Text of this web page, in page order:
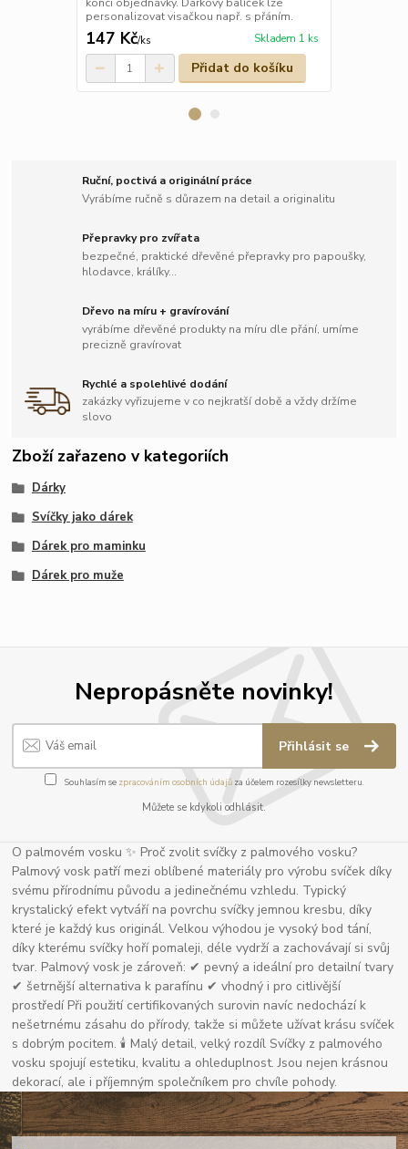
personalizovat visačkou např. s přáním.
147 Kč/ks Skladem 1 ks
Přidat do košíku
Ruční, poctivá a originální práce
Vyrábíme ručně s důrazem na detail a originalitu
Přepravky pro zvířata
bezpečné, praktické dřevěné přepravky pro papoušky,
hlodavce, králíky...
Dřevo na míru + gravírování
vyrábíme dřevěné produkty na míru dle přání, umíme
precizně gravírovat
Rychlé a spolehlivé dodání
zakázky vyřizujeme v co nejkratší době a vždy držíme
slovo
Zboží zařazeno v kategoriích
Dárky
Svíčky jako dárek
Dárek pro maminku
Dárek pro muže
Nepropásněte novinky!
Přihlásit se
Souhlasím se zpracováním osobních údajůza účelem rozesílky newsletteru.
Můžete se kdykoli odhlásit.
O palmovém vosku ✨ Proč zvolit svíčky z palmového vosku?
Palmový vosk patří mezi oblíbené materiály pro výrobu svíček díky
svému přírodnímu původu a jedinečnému vzhledu. Typický
krystalický efekt vytváří na povrchu svíčky jemnou kresbu, díky
které je každý kus originál. Velkou výhodou je vysoký bod tání,
díky kterému svíčky hoří pomaleji, déle vydrží a zachovávají si svůj
tvar. Palmový vosk je zároveň: ✔ pevný a ideální pro detailní tvary
✔ šetrnější alternativa k parafínu ✔ vhodný i pro citlivější
prostředí Při použití certifikovaných surovin navíc nedochází k
nešetrnému zásahu do přírody, takže si můžete užívat krásu svíček
s dobrým pocitem. 🕯 Malý detail, velký rozdíl Svíčky z palmového
vosku spojují estetiku, kvalitu a ohleduplnost. Jsou nejen krásnou
dekorací, ale i příjemným společníkem pro chvíle pohody.